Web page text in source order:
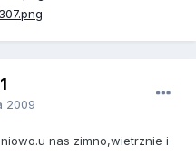
2009
nas zimno,wietrznie i